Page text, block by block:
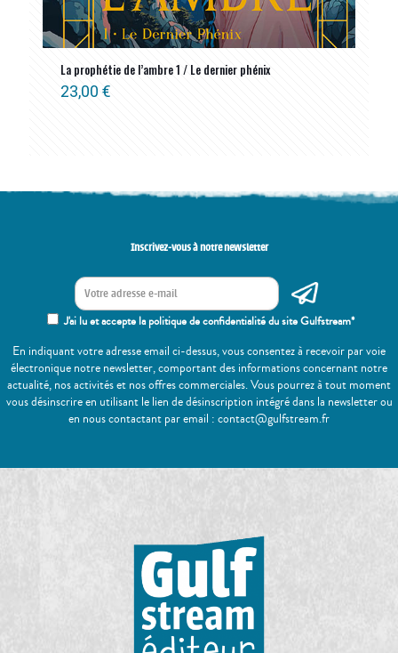
La prophétie de l’ambre 1 / Le dernier phénix
23,00 €
Inscrivez-vous à notre newsletter
J'ai lu et accepte la politique de confidentialité du site Gulfstream*
En indiquant votre adresse email ci-dessus, vous consentez à recevoir par voie
électronique notre newsletter, comportant des informations concernant notre
actualité, nos activités et nos offres commerciales. Vous pourrez à tout moment
vous désinscrire en utilisant le lien de désinscription intégré dans la newsletter ou
en nous contactant par email : contact@gulfstream.fr